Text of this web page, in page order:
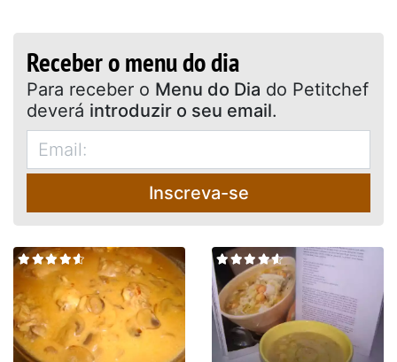
Receber o menu do dia
Para receber o Menu do Dia do Petitchef
deverá introduzir o seu email.
Inscreva-se